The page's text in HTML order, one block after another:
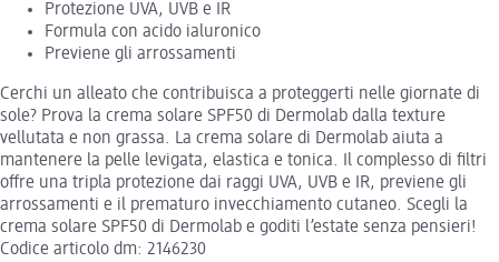
Protezione UVA, UVB e IR
Formula con acido ialuronico
Previene gli arrossamenti
Cerchi un alleato che contribuisca a proteggerti nelle giornate di
sole? Prova la crema solare SPF50 di Dermolab dalla texture
vellutata e non grassa. La crema solare di Dermolab aiuta a
mantenere la pelle levigata, elastica e tonica. Il complesso di filtri
offre una tripla protezione dai raggi UVA, UVB e IR, previene gli
arrossamenti e il prematuro invecchiamento cutaneo. Scegli la
crema solare SPF50 di Dermolab e goditi l’estate senza pensieri!
Codice articolo dm: 2146230